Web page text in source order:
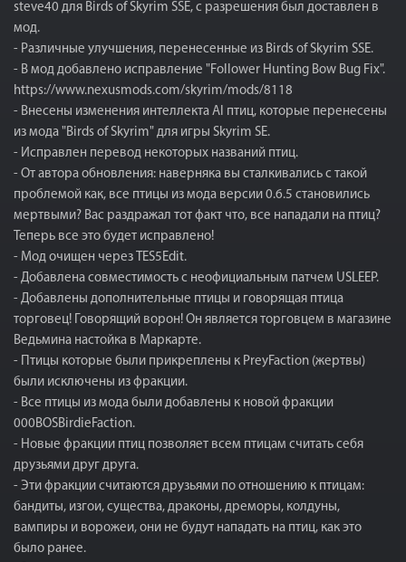
steve40 для Birds of Skyrim SSE, с разрешения был доставлен в
мод.
- Различные улучшения, перенесенные из Birds of Skyrim SSE.
- В мод добавлено исправление "Follower Hunting Bow Bug Fix".
https://www.nexusmods.com/skyrim/mods/8118
- Внесены изменения интеллекта AI птиц, которые перенесены
из мода "Birds of Skyrim" для игры Skyrim SE.
- Исправлен перевод некоторых названий птиц.
- От автора обновления: наверняка вы сталкивались с такой
проблемой как, все птицы из мода версии 0.6.5 становились
мертвыми? Вас раздражал тот факт что, все нападали на птиц?
Теперь все это будет исправлено!
- Мод очищен через TES5Edit.
- Добавлена совместимость с неофициальным патчем USLEEP.
- Добавлены дополнительные птицы и говорящая птица
торговец! Говорящий ворон! Он является торговцем в магазине
Ведьмина настойка в Маркарте.
- Птицы которые были прикреплены к PreyFaction (жертвы)
были исключены из фракции.
- Все птицы из мода были добавлены к новой фракции
000BOSBirdieFaction.
- Новые фракции птиц позволяет всем птицам считать себя
друзьями друг друга.
- Эти фракции считаются друзьями по отношению к птицам:
бандиты, изгои, существа, драконы, дреморы, колдуны,
вампиры и ворожеи, они не будут нападать на птиц, как это
было ранее.